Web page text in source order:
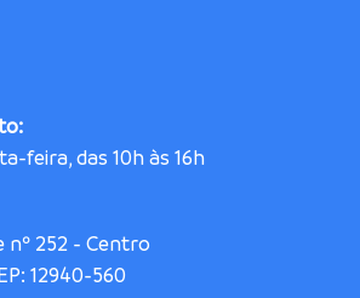
feira, das 10h às 16h
nº 252 - Centro
12940-560